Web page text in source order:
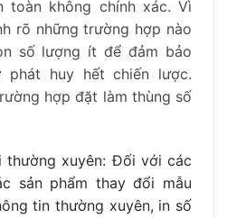
toàn không chính xác. Vì
rõ những trường hợp nào
số lượng ít để đảm bảo
phát huy hết chiến lược.
hợp đặt làm thùng số
thường xuyên:Đối với các
sản phẩm thay đổi mẫu
tin thường xuyên, in số